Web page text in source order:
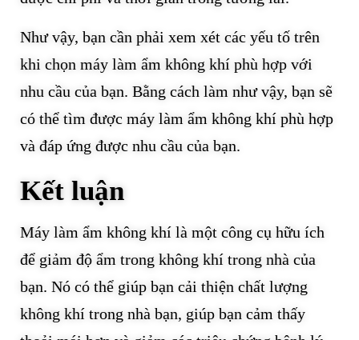
Như vậy, bạn cần phải xem xét các yếu tố trên
khi chọn máy làm ẩm không khí phù hợp với
nhu cầu của bạn. Bằng cách làm như vậy, bạn sẽ
có thể tìm được máy làm ẩm không khí phù hợp
và đáp ứng được nhu cầu của bạn.
Kết luận
Máy làm ẩm không khí là một công cụ hữu ích
để giảm độ ẩm trong không khí trong nhà của
bạn. Nó có thể giúp bạn cải thiện chất lượng
không khí trong nhà bạn, giúp bạn cảm thấy